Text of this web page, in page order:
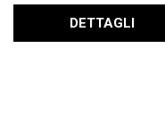
DETTAGLI